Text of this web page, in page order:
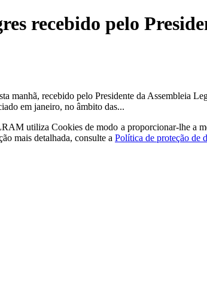
recebido pelo
manhã, recebido pelo Presidente da Assembleia
em janeiro, no âmbito das...
utiliza Cookies de modo a proporcionar-lhe a
mais detalhada, consulte a Política de proteção de